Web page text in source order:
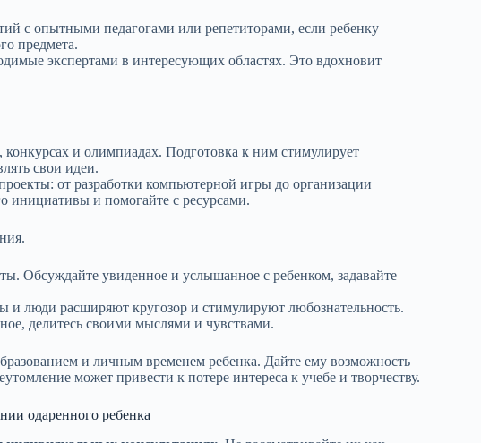
с опытными педагогами или репетиторами, если ребенку
предмета.
экспертами в интересующих областях. Это вдохновит
и олимпиадах. Подготовка к ним стимулирует
свои идеи.
от разработки компьютерной игры до организации
инициативы и помогайте с ресурсами.
Обсуждайте увиденное и услышанное с ребенком, задавайте
и люди расширяют кругозор и стимулируют любознательность.
делитесь своими мыслями и чувствами.
и личным временем ребенка. Дайте ему возможность
может привести к потере интереса к учебе и творчеству.
одаренного ребенка